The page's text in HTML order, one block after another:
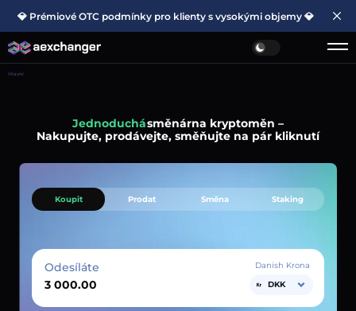
💎 Prémiové OTC podmínky pro klienty s vysokými objemy 💎
Hlavní
Jednoduchásměnárna kryptoměn –
Nakupujte, prodávejte, směňujte na pár kliknutí
Koupit Prodat Směna Staking
Odesíláte
Danish Krona
DKK